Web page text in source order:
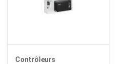
Contrôleurs